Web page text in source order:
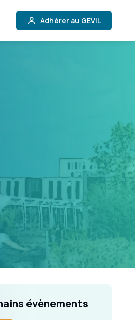
Adhérer au GEVIL
évènements